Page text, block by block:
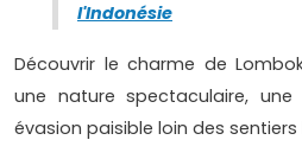
l'Indonésie
Découvrir le charme de
une nature spectaculaire,
évasion paisible loin des